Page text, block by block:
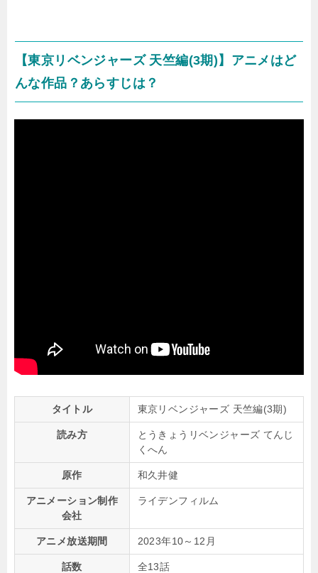
【東京リベンジャーズ 天竺編(3期)】アニメはど
んな作品？あらすじは？
タイトル 東京リベンジャーズ 天竺編(3期)
読み方
とうきょうリベンジャーズ てんじ
くへん
原作 和久井健
アニメーション制作
会社
ライデンフィルム
アニメ放送期間 2023年10～12月
話数 全13話